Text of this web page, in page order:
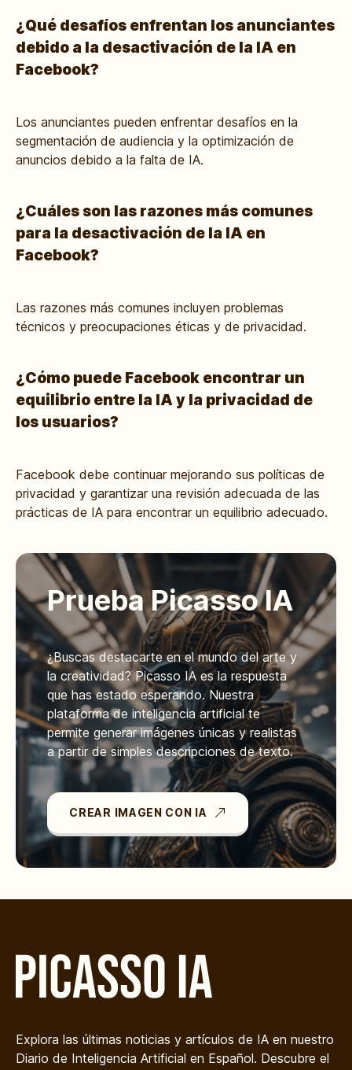
¿Qué desafíos enfrentan los anunciantes
debido a la desactivación de la IA en
Facebook?
Los anunciantes pueden enfrentar desafíos en la
segmentación de audiencia y la optimización de
anuncios debido a la falta de IA.
¿Cuáles son las razones más comunes
para la desactivación de la IA en
Facebook?
Las razones más comunes incluyen problemas
técnicos y preocupaciones éticas y de privacidad.
¿Cómo puede Facebook encontrar un
equilibrio entre la IA y la privacidad de
los usuarios?
Facebook debe continuar mejorando sus políticas de
privacidad y garantizar una revisión adecuada de las
prácticas de IA para encontrar un equilibrio adecuado.
Prueba Picasso IA
¿Buscas destacarte en el mundo del arte y
la creatividad? Picasso IA es la respuesta
que has estado esperando. Nuestra
plataforma de inteligencia artificial te
permite generar imágenes únicas y realistas
a partir de simples descripciones de texto.
CREAR IMAGEN CON IA
Explora las últimas noticias y artículos de IA en nuestro
Diario de Inteligencia Artificial en Español. Descubre el